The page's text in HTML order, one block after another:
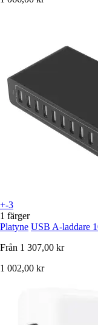
+-3
1 färger
Platyne USB A-laddare
Från 1 307,00 kr
1 002,00 kr